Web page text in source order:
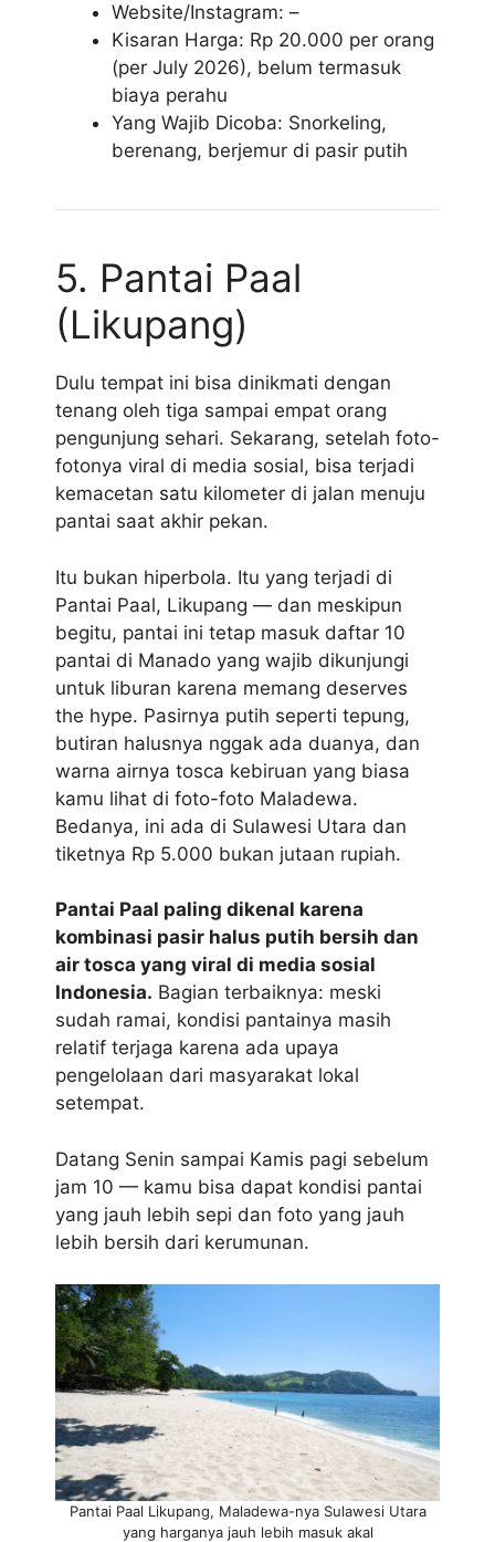
Website/Instagram: –
Kisaran Harga: Rp 20.000 per orang
(per July 2026), belum termasuk
biaya perahu
Yang Wajib Dicoba: Snorkeling,
berenang, berjemur di pasir putih
5. Pantai Paal
(Likupang)
Dulu tempat ini bisa dinikmati dengan
tenang oleh tiga sampai empat orang
pengunjung sehari. Sekarang, setelah foto-
fotonya viral di media sosial, bisa terjadi
kemacetan satu kilometer di jalan menuju
pantai saat akhir pekan.
Itu bukan hiperbola. Itu yang terjadi di
Pantai Paal, Likupang — dan meskipun
begitu, pantai ini tetap masuk daftar 10
pantai di Manado yang wajib dikunjungi
untuk liburan karena memang deserves
the hype. Pasirnya putih seperti tepung,
butiran halusnya nggak ada duanya, dan
warna airnya tosca kebiruan yang biasa
kamu lihat di foto-foto Maladewa.
Bedanya, ini ada di Sulawesi Utara dan
tiketnya Rp 5.000 bukan jutaan rupiah.
Pantai Paal paling dikenal karena
kombinasi pasir halus putih bersih dan
air tosca yang viral di media sosial
Indonesia. Bagian terbaiknya: meski
sudah ramai, kondisi pantainya masih
relatif terjaga karena ada upaya
pengelolaan dari masyarakat lokal
setempat.
Datang Senin sampai Kamis pagi sebelum
jam 10 — kamu bisa dapat kondisi pantai
yang jauh lebih sepi dan foto yang jauh
lebih bersih dari kerumunan.
Pantai Paal Likupang, Maladewa-nya Sulawesi Utara
yang harganya jauh lebih masuk akal